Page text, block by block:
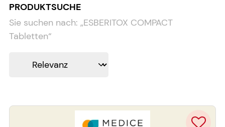
PRODUKTSUCHE
Sie suchen nach: „ESBERITOX COMPACT
Tabletten“